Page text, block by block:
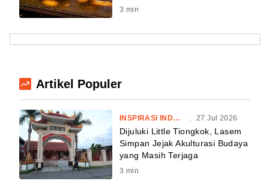
3 min
Artikel Populer
INSPIRASI INDONESIA . 27 Jul 2026
Dijuluki Little Tiongkok, Lasem
Simpan Jejak Akulturasi Budaya
yang Masih Terjaga
3 min